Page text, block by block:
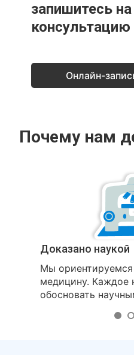
запишитесь на
консультацию
Онлайн-
Почему нам
Доказано наукой
Мы ориентируемся
медицину. Каждое
обосновать